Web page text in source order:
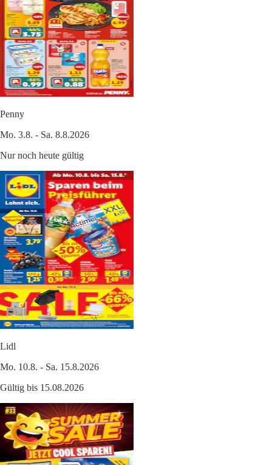
Penny
Mo. 3.8. - Sa. 8.8.2026
Nur noch heute gültig
Lidl
Mo. 10.8. - Sa. 15.8.2026
Gültig bis 15.08.2026